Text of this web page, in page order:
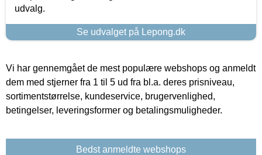
udvalg.
Se udvalget på Lepong.dk
Vi har gennemgået de mest populære webshops og anmeldt
dem med stjerner fra 1 til 5 ud fra bl.a. deres prisniveau,
sortimentstørrelse, kundeservice, brugervenlighed,
betingelser, leveringsformer og betalingsmuligheder.
Bedst anmeldte webshops